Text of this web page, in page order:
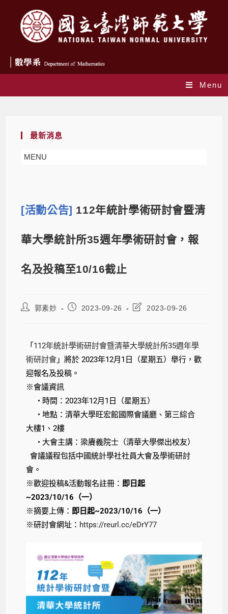
Menu
最新消息
MENU
[活動公告] 112年統計學術研討會暨清
華大學統計所35週年學術研討會，報
名及投稿至10/16截止
郭素妙 2023-09-26 2023-09-26
「 112年統計學術研討會暨清華大學統計所35週年學
術研討會 」將於 2023年12月1日（星期五）舉行，歡
迎報名及投稿。
※會議資訊
• 時間：2023年12月1日（星期五）
• 地點：清華大學旺宏館國際會議廳、第三綜合
大樓1、2樓
• 大會主講：梁賡義院士（清華大學傑出校友）
會議議程包括中國統計學社社員大會及學術研討
會。
※歡迎投稿&活動報名註冊： 即日起
~2023/10/16（一）
※摘要上傳： 即日起~2023/10/16（一）
※研討會網址： https://reurl.cc/eDrY77